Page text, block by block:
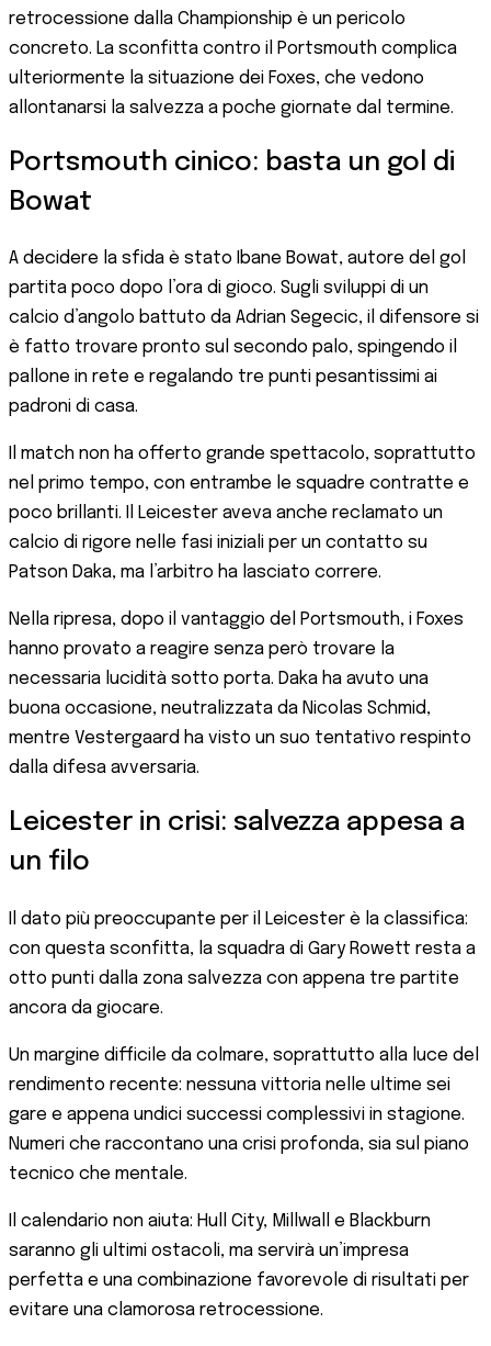
retrocessione dalla Championship è un pericolo
concreto. La sconfitta contro il Portsmouth complica
ulteriormente la situazione dei Foxes, che vedono
allontanarsi la salvezza a poche giornate dal termine.
Portsmouth cinico: basta un gol di
Bowat
A decidere la sfida è stato Ibane Bowat, autore del gol
partita poco dopo l’ora di gioco. Sugli sviluppi di un
calcio d’angolo battuto da Adrian Segecic, il difensore si
è fatto trovare pronto sul secondo palo, spingendo il
pallone in rete e regalando tre punti pesantissimi ai
padroni di casa.
Il match non ha offerto grande spettacolo, soprattutto
nel primo tempo, con entrambe le squadre contratte e
poco brillanti. Il Leicester aveva anche reclamato un
calcio di rigore nelle fasi iniziali per un contatto su
Patson Daka, ma l’arbitro ha lasciato correre.
Nella ripresa, dopo il vantaggio del Portsmouth, i Foxes
hanno provato a reagire senza però trovare la
necessaria lucidità sotto porta. Daka ha avuto una
buona occasione, neutralizzata da Nicolas Schmid,
mentre Vestergaard ha visto un suo tentativo respinto
dalla difesa avversaria.
Leicester in crisi: salvezza appesa a
un filo
Il dato più preoccupante per il Leicester è la classifica:
con questa sconfitta, la squadra di Gary Rowett resta a
otto punti dalla zona salvezza con appena tre partite
ancora da giocare.
Un margine difficile da colmare, soprattutto alla luce del
rendimento recente: nessuna vittoria nelle ultime sei
gare e appena undici successi complessivi in stagione.
Numeri che raccontano una crisi profonda, sia sul piano
tecnico che mentale.
Il calendario non aiuta: Hull City, Millwall e Blackburn
saranno gli ultimi ostacoli, ma servirà un’impresa
perfetta e una combinazione favorevole di risultati per
evitare una clamorosa retrocessione.